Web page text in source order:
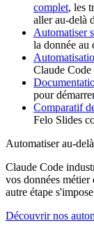
complet, les
aller au-delà
Automatiser
la donnée au
Claude
pour
Comparatif
Felo Slides
Automatiser au-
Claude Code
vos données métier
autre étape
Découvrir nos